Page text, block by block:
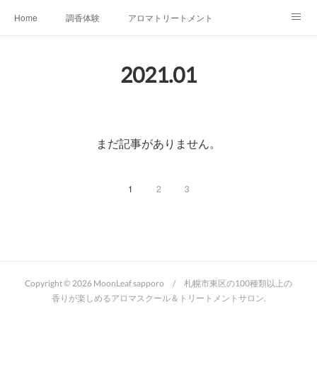
Home 調香体験 アロマトリートメントMenu
Profile FOR COMPANY
2021.01
まだ記事がありません。
1 2 3
Copyright © 2026 MoonLeaf sapporo / 札幌市東区の100種類以上の
香りが楽しめるアロマスクール＆トリートメントサロン.